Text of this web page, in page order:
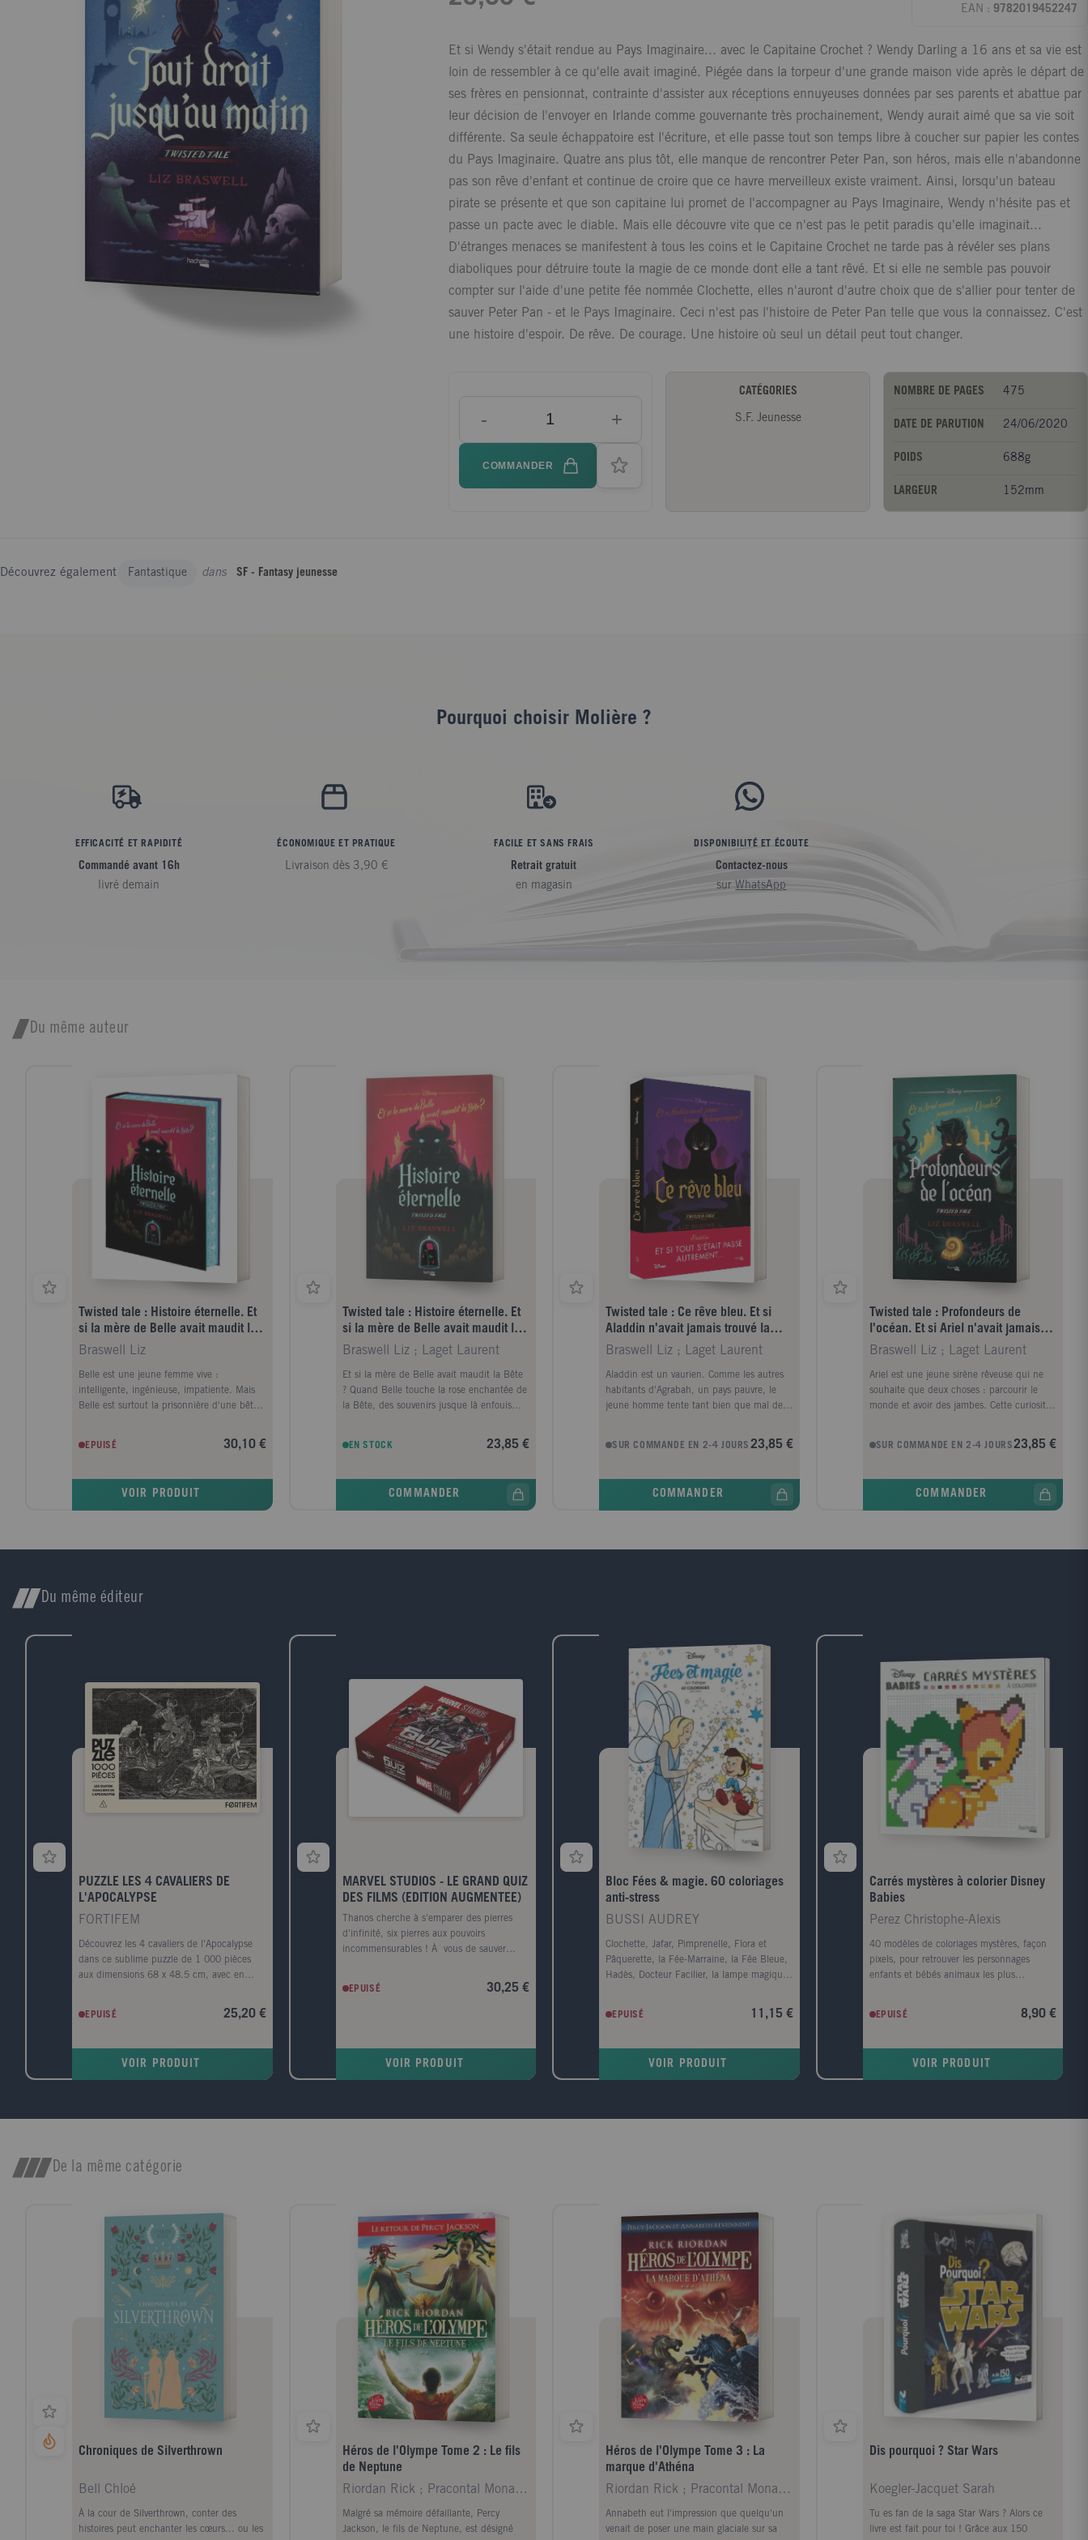
EAN : 9782019452247
Et si Wendy s'était rendue au Pays Imaginaire... avec le Capitaine Crochet ? Wendy Darling a 16 ans et sa vie est
loin de ressembler à ce qu'elle avait imaginé. Piégée dans la torpeur d'une grande maison vide après le départ de
ses frères en pensionnat, contrainte d'assister aux réceptions ennuyeuses données par ses parents et abattue par
leur décision de l'envoyer en Irlande comme gouvernante très prochainement, Wendy aurait aimé que sa vie soit
différente. Sa seule échappatoire est l'écriture, et elle passe tout son temps libre à coucher sur papier les contes
du Pays Imaginaire. Quatre ans plus tôt, elle manque de rencontrer Peter Pan, son héros, mais elle n'abandonne
pas son rêve d'enfant et continue de croire que ce havre merveilleux existe vraiment. Ainsi, lorsqu'un bateau
pirate se présente et que son capitaine lui promet de l'accompagner au Pays Imaginaire, Wendy n'hésite pas et
passe un pacte avec le diable. Mais elle découvre vite que ce n'est pas le petit paradis qu'elle imaginait...
D'étranges menaces se manifestent à tous les coins et le Capitaine Crochet ne tarde pas à révéler ses plans
diaboliques pour détruire toute la magie de ce monde dont elle a tant rêvé. Et si elle ne semble pas pouvoir
compter sur l'aide d'une petite fée nommée Clochette, elles n'auront d'autre choix que de s'allier pour tenter de
sauver Peter Pan - et le Pays Imaginaire. Ceci n'est pas l'histoire de Peter Pan telle que vous la connaissez. C'est
une histoire d'espoir. De rêve. De courage. Une histoire où seul un détail peut tout changer.
- +
COMMANDER
CATÉGORIES
S.F. Jeunesse
NOMBRE DE PAGES 475
DATE DE PARUTION 24/06/2020
POIDS 688g
LARGEUR 152mm
Découvrez également Fantastique dans SF - Fantasy jeunesse
Pourquoi choisir Molière ?
EFFICACITÉ ET RAPIDITÉ
Commandé avant 16h
livré demain
ÉCONOMIQUE ET PRATIQUE
Livraison dès 3,90 €
FACILE ET SANS FRAIS
Retrait gratuit
en magasin
DISPONIBILITÉ ET ÉCOUTE
Contactez-nous
sur WhatsApp
Du même auteur
Twisted tale : Histoire éternelle. Et
si la mère de Belle avait maudit la
Bête ? Edition collector
Braswell Liz
Belle est une jeune femme vive :
intelligente, ingénieuse, impatiente. Mais
Belle est surtout la prisonnière d'une bête
principal souci. Pourtant, quand Belle
touche la rose enchantée de la Bête, des
Plus étrange encore, elle réalise que sa
mère n'est autre que la belle enchanteresse
famille. De magie. D'amour. Une histoire
EPUISÉ 30,10 €
VOIR PRODUIT
Twisted tale : Histoire éternelle. Et
si la mère de Belle avait maudit la
Bête ?
Braswell Liz ; Laget Laurent
Et si la mère de Belle avait maudit la Bête
? Quand Belle touche la rose enchantée de
la Bête, des souvenirs jusque là enfouis
pensait ne jamais revoir. Elle réalise alors
confusion, Belle et la Bête vont devoir
découvrir un sombre mystère qui entoure
EN STOCK 23,85 €
COMMANDER
Twisted tale : Ce rêve bleu. Et si
Aladdin n'avait jamais trouvé la
lampe ?
Braswell Liz ; Laget Laurent
Aladdin est un vaurien. Comme les autres
habitants d'Agrabah, un pays pauvre, le
jeune homme tente tant bien que mal de
elle, est sur le point de subir un mariage
arrangé. Elle ne désire qu'une chose :
tout bascule lorsque le conseiller du sultan,
Jafar, prend subitement le pouvoir. A l'aide
le royaume... Ceci n'est pas l'histoire
d'Aladdin telle que vous la connaissez.
C'est une histoire de pouvoir. De révolution.
D'amour. Une histoire où un seul détail
peut tout changer.
SUR COMMANDE EN 2-4 JOURS 23,85 €
COMMANDER
Twisted tale : Profondeurs de
l'océan. Et si Ariel n'avait jamais
vaincu Ursula ?
Braswell Liz ; Laget Laurent
Ariel est une jeune sirène rêveuse qui ne
souhaite que deux choses : parcourir le
monde et avoir des jambes. Cette curiosité
attirance pour le Prince Eric la poussent à
transgresser les lois de son père, le Roi
tout bascule lorsqu'elle ne parvient pas à
se défaire du marché passé avec Ursula...
Sirène telle que vous la connaissez. C'est
une histoire de pouvoir. De courage.
D'amour. Une histoire où un seul détail
peut tout changer.
SUR COMMANDE EN 2-4 JOURS23,85 €
COMMANDER
Du même éditeur
PUZZLE LES 4 CAVALIERS DE
L'APOCALYPSE
FORTIFEM
Découvrez les 4 cavaliers de l'Apocalypse
dans ce sublime puzzle de 1 000 pièces
aux dimensions 68 x 48.5 cm, avec en
l'alliance sur le papier d'Adrian Havet et
Jesse Daubertes, deux amis graphistes de
l'illustration. De leurs inspirations et de
leurs rêveries a émergé un style à mi-
l'Apocalypse paradant sur des monutures
assez inattendues. Travaillant depuis
ont collaboré avec des groupes tels que
Rammstein, Queens of the Stone, Slipknot
EPUISÉ 25,20 €
VOIR PRODUIT
MARVEL STUDIOS - LE GRAND QUIZ
DES FILMS (EDITION AUGMENTEE)
Thanos cherche à s'emparer des pierres
d'infinité, six pierres aux pouvoirs
incommensurables ! À vous de sauver
: lancez le dé, tirez une carte et montrez
que vous êtes incollable sur les films du
de règles 20 cartes Bonus 1 dé pyramidal
EPUISÉ 30,25 €
VOIR PRODUIT
Bloc Fées & magie. 60 coloriages
anti-stress
BUSSI AUDREY
Clochette, Jafar, Pimprenelle, Flora et
Pâquerette, la Fée-Marraine, la Fée Bleue,
Hadès, Docteur Facilier, la lampe magique,
Bête... la magie est partout dans les films
60 coloriages inédits.
EPUISÉ 11,15 €
VOIR PRODUIT
Carrés mystères à colorier Disney
Babies
Perez Christophe-Alexis
40 modèles de coloriages mystères, façon
pixels, pour retrouver les personnages
enfants et bébés animaux les plus
EPUISÉ 8,90 €
VOIR PRODUIT
De la même catégorie
Chroniques de Silverthrown
Bell Chloé
À la cour de Silverthrown, conter des
histoires peut enchanter les cœurs... ou les
Héros de l'Olympe Tome 2 : Le fils
de Neptune
Riordan Rick ; Pracontal Mona de
Malgré sa mémoire défaillante, Percy
Jackson, le fils de Neptune, est désigné
Héros de l'Olympe Tome 3 : La
marque d'Athéna
Riordan Rick ; Pracontal Mona de
Annabeth eut l'impression que quelqu'un
venait de poser une main glaciale sur sa
Dis pourquoi ? Star Wars
Koegler-Jacquet Sarah
Tu es fan de la saga Star Wars ? Alors ce
livre est fait pour toi ! Grâce aux 150